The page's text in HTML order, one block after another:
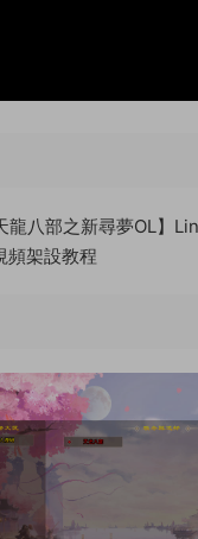
龍八部之新尋夢OL】
頻架設教程